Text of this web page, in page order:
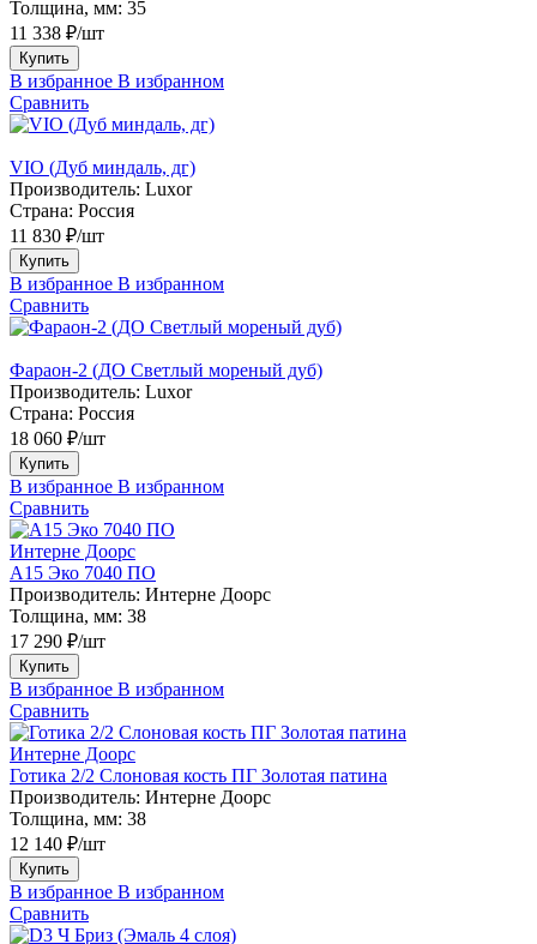
Толщина, мм: 35
11 338 ₽/шт
Купить
В избранное В избранном
Сравнить
VIO (Дуб миндаль, дг)
Производитель: Luxor
Страна: Россия
11 830 ₽/шт
Купить
В избранное В избранном
Сравнить
Фараон-2 (ДО Светлый мореный дуб)
Производитель: Luxor
Страна: Россия
18 060 ₽/шт
Купить
В избранное В избранном
Сравнить
Интерне Доорс
А15 Эко 7040 ПО
Производитель: Интерне Доорс
Толщина, мм: 38
17 290 ₽/шт
Купить
В избранное В избранном
Сравнить
Интерне Доорс
Готика 2/2 Слоновая кость ПГ Золотая патина
Производитель: Интерне Доорс
Толщина, мм: 38
12 140 ₽/шт
Купить
В избранное В избранном
Сравнить